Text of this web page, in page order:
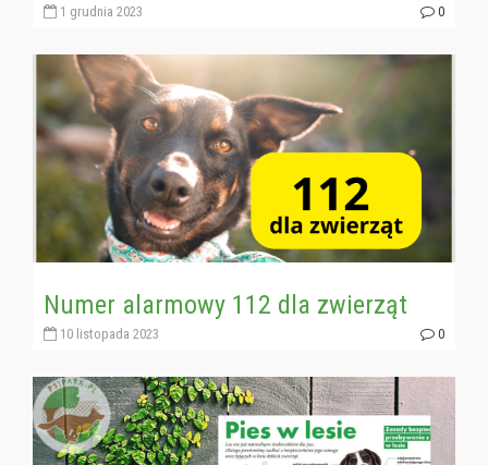
1 grudnia 2023 0
Numer alarmowy 112 dla zwierząt
10 listopada 2023 0